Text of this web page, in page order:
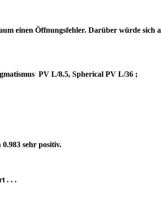
einen Öffnungsfehler. Darüber würde sich
PV L/8.5, Spherical PV L/36 ;
sehr positiv.
. . .